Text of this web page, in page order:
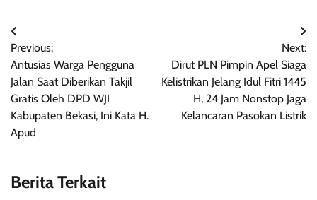
Navigasi
pos
Previous:
Antusias Warga Pengguna
Jalan Saat Diberikan Takjil
Gratis Oleh DPD WJI
Kabupaten Bekasi, Ini Kata H.
Apud
Next:
Dirut PLN Pimpin Apel Siaga
Kelistrikan Jelang Idul Fitri 1445
H, 24 Jam Nonstop Jaga
Kelancaran Pasokan Listrik
Berita Terkait